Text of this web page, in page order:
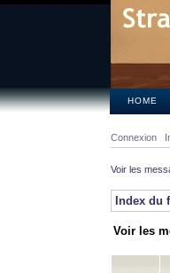
HOME
Connexion
Voir les
Index du
Voir les